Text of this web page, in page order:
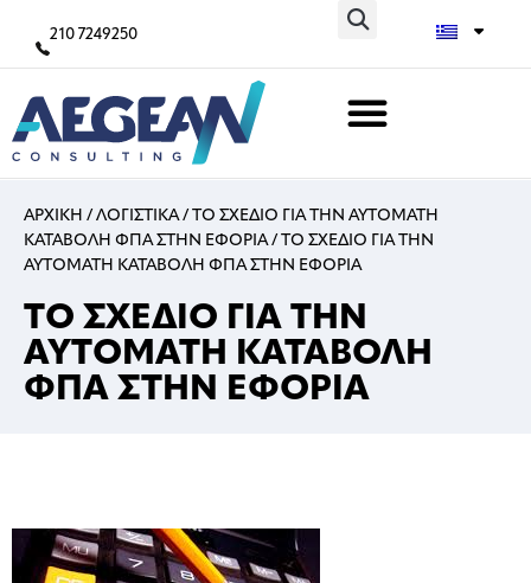
210 7249250
ΑΡΧΙΚΗ / ΛΟΓΙΣΤΙΚΑ/ ΤΟ ΣΧΕΔΙΟ ΓΙΑ ΤΗΝ ΑΥΤΟΜΑΤΗ
ΚΑΤΑΒΟΛΗ ΦΠΑ ΣΤΗΝ ΕΦΟΡΙΑ/ ΤΟ ΣΧΕΔΙΟ ΓΙΑ ΤΗΝ
ΑΥΤΟΜΑΤΗ ΚΑΤΑΒΟΛΗ ΦΠΑ ΣΤΗΝ ΕΦΟΡΙΑ
ΤΟ ΣΧΕΔΙΟ ΓΙΑ ΤΗΝ
ΑΥΤΟΜΑΤΗ ΚΑΤΑΒΟΛΗ
ΦΠΑ ΣΤΗΝ ΕΦΟΡΙΑ